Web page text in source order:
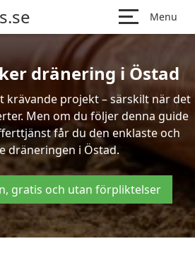
Menu
dränering i Östad
krävande projekt – särskilt när det
Men om du följer denna guide
får du den enklaste och
dräneringen i Östad.
gratis och utan förpliktelser